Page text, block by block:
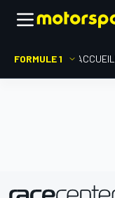
FORMULE 1 ACCUEIL